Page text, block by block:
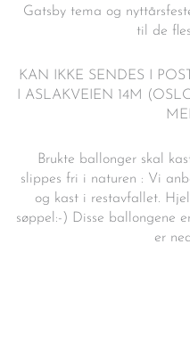
Gatsby tema og
til de
KAN IKKE SENDES I
I ASLAKVEIEN 14M
Brukte ballonger skal
slippes fri i naturen : Vi
og kast i restavfallet.
søppel:-) Disse ballongene
er